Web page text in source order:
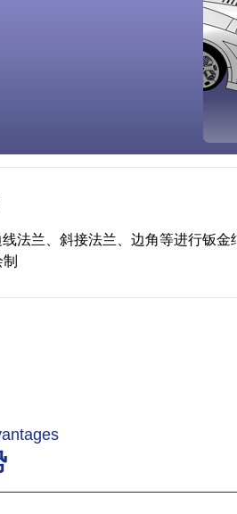
法兰、斜接法兰、边角等进行钣金